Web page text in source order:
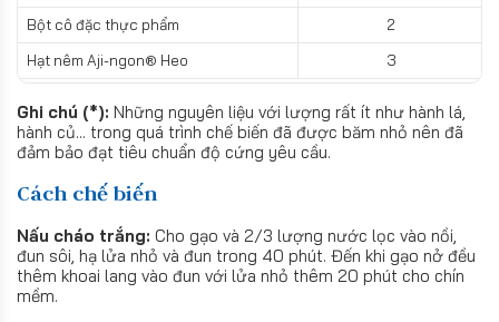
Bột cô đặc thực phẩm
2
Hạt nêm Aji-ngon® Heo
3
Ghi chú (*): Những nguyên liệu với lượng rất ít như hành lá,
hành củ... trong quá trình chế biến đã được băm nhỏ nên đã
đảm bảo đạt tiêu chuẩn độ cứng yêu cầu.
Cách chế biến
Nấu cháo trắng: Cho gạo và 2/3 lượng nước lọc vào nồi,
đun sôi, hạ lửa nhỏ và đun trong 40 phút. Đến khi gạo nở đều
thêm khoai lang vào đun với lửa nhỏ thêm 20 phút cho chín
mềm.